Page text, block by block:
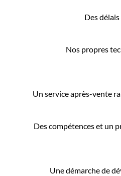
Des
Nos propres
Un service après-vente
Des compétences et un
Une démarche de